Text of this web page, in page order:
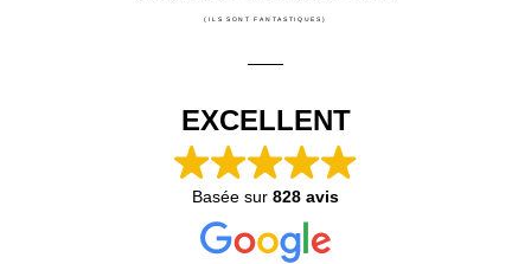
(ILS SONT FANTASTIQUES)
EXCELLENT
Basée sur 828 avis